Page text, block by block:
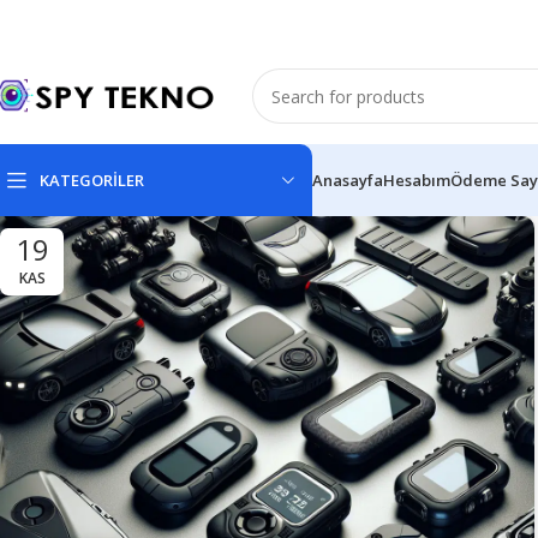
KATEGORİLER AnasayfaHesabımÖdeme
19
KAS